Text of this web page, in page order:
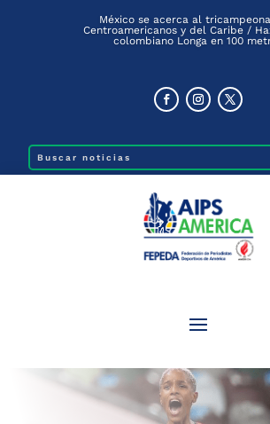
México se acerca al
Centroamericanos y del Caribe /
colombiano Longa en 100